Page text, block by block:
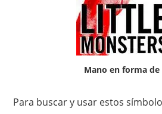
Mano en forma de
Para buscar y usar estos